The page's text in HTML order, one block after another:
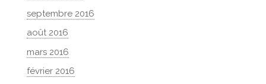
septembre 2016
août 2016
mars 2016
février 2016